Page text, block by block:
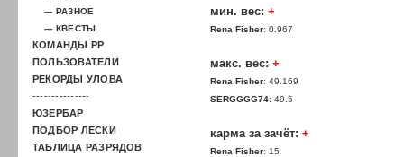
мин. вес: +
Rena Fisher: 0.967
макс. вес: +
Rena Fisher: 49.169
SERGGGG74: 49.5
карма за зачёт: +
Rena Fisher: 15
--- РАЗНОЕ
--- КВЕСТЫ
КОМАНДЫ РР
ПОЛЬЗОВАТЕЛИ
РЕКОРДЫ УЛОВА
---------------
ЮЗЕРБАР
ПОДБОР ЛЕСКИ
ТАБЛИЦА РАЗРЯДОВ